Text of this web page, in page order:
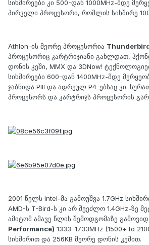
სიხშირეები კი 500-დან 1000MHz-მდე
პირველი პროცესორი, რომლის სიხშირე
Athlon-ის მეორე პროცესორია
პროცესორიც კარტრიჯიანი გახლდათ,
დონის კეში, MMX და 3DNow!
სიხშირეები 600-დან 1400MHz-მდე
ჯაბნიდა PIII და ადრეულ P4-ებსაც კი.
პროცესორს და კარტრიჯს პროცესორის
2001 წელს Intel-მა გამოუშვა 1.7GHz
AMD-ს T-Bird-ს კი არ შეეძლო 1.4GHz-ზე
ამიტომ ამავე წლის შემოდგომაზე
Performance) 1333–1733MHz (1500+ to
სიხშირით და 256KB მეორე დონის კეშით.